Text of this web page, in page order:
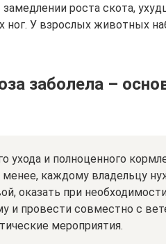
роста скота,
ног. У взрослых животных
заболела –
ухода и полноценного
каждому владельцу
оказать при
и провести совместно с
мероприятия.